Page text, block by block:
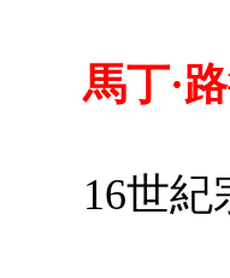
馬丁·
16世